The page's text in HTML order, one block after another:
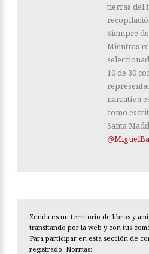
tierras del
Siempre
Mientras
10 de 30
narrativa
como
Santa
Zenda es un territorio de libros y
transitando por la web y con tus
Para participar en esta sección de
registrado. Normas: